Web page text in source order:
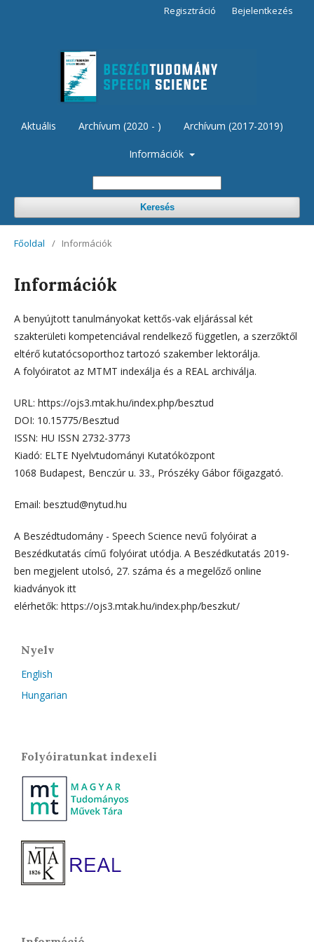
Aktuális Archívum (2020 - ) Archívum (2017-2019)
Információk
Keresés
Regisztráció Bejelentkezés
Főoldal / Információk
Információk
A benyújtott tanulmányokat kettős-vak eljárással két
szakterületi kompetenciával rendelkező független, a szerzőktől
eltérő kutatócsoporthoz tartozó szakember lektorálja.
A folyóiratot az MTMT indexálja és a REAL archiválja.
URL: https://ojs3.mtak.hu/index.php/besztud
DOI: 10.15775/Besztud
ISSN: HU ISSN 2732-3773
Kiadó: ELTE Nyelvtudományi Kutatóközpont
1068 Budapest, Benczúr u. 33., Prószéky Gábor főigazgató.
Email: besztud@nytud.hu
A Beszédtudomány - Speech Science nevű folyóirat a
Beszédkutatás című folyóirat utódja. A Beszédkutatás 2019-
ben megjelent utolsó, 27. száma és a megelőző online
kiadványok itt
elérhetők: https://ojs3.mtak.hu/index.php/beszkut/
Nyelv
English
Hungarian
Folyóiratunkat indexeli